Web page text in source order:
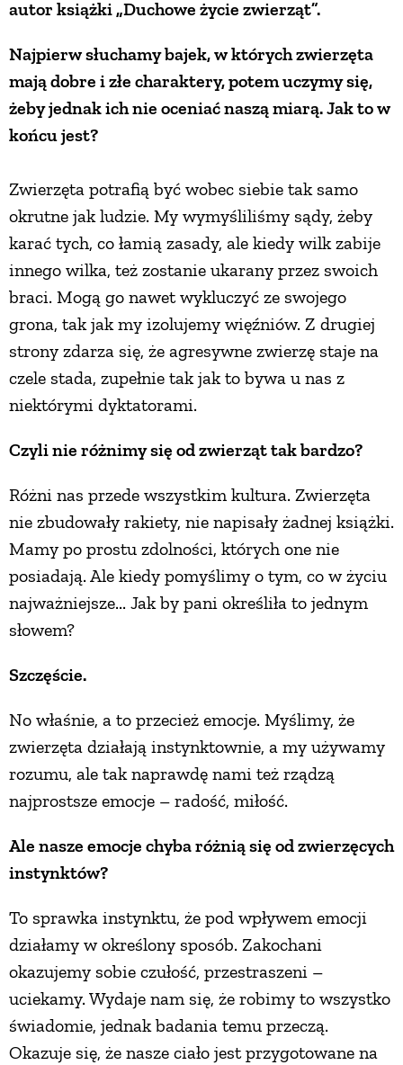
autor książki „Duchowe życie zwierząt”.
Najpierw słuchamy bajek, w których zwierzęta
mają dobre i złe charaktery, potem uczymy się,
żeby jednak ich nie oceniać naszą miarą. Jak to w
końcu jest?
Zwierzęta potrafią być wobec siebie tak samo
okrutne jak ludzie. My wymyśliliśmy sądy, żeby
karać tych, co łamią zasady, ale kiedy wilk zabije
innego wilka, też zostanie ukarany przez swoich
braci. Mogą go nawet wykluczyć ze swojego
grona, tak jak my izolujemy więźniów. Z drugiej
strony zdarza się, że agresywne zwierzę staje na
czele stada, zupełnie tak jak to bywa u nas z
niektórymi dyktatorami.
Czyli nie różnimy się od zwierząt tak bardzo?
Różni nas przede wszystkim kultura. Zwierzęta
nie zbudowały rakiety, nie napisały żadnej książki.
Mamy po prostu zdolności, których one nie
posiadają. Ale kiedy pomyślimy o tym, co w życiu
najważniejsze... Jak by pani określiła to jednym
słowem?
Szczęście.
No właśnie, a to przecież emocje. Myślimy, że
zwierzęta działają instynktownie, a my używamy
rozumu, ale tak naprawdę nami też rządzą
najprostsze emocje – radość, miłość.
Ale nasze emocje chyba różnią się od zwierzęcych
instynktów?
To sprawka instynktu, że pod wpływem emocji
działamy w określony sposób. Zakochani
okazujemy sobie czułość, przestraszeni –
uciekamy. Wydaje nam się, że robimy to wszystko
świadomie, jednak badania temu przeczą.
Okazuje się, że nasze ciało jest przygotowane na
KRAJOBRAZ
RĘKODZIEŁO
ZWYCZAJE
ZRÓB TO SAM
PRZEPISY
ŚNIADANIA
PRZYSTAWKI
DANIA GŁÓWNE
CIASTA I DESERY
INNE